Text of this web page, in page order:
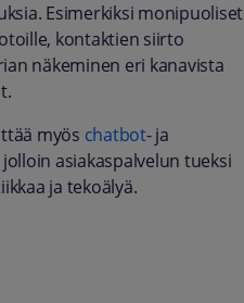
Esimerkiksi monipuoliset
kontaktien siirto
näkeminen eri kanavista
myös chatbot- ja
asiakaspalvelun tueksi
ja tekoälyä.